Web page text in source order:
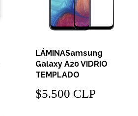
LÁMINASamsung
Galaxy A20 VIDRIO
TEMPLADO
$5.500 CLP